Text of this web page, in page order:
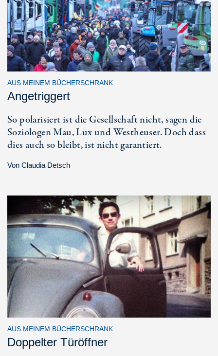
AUS MEINEM BÜCHERSCHRANK
Angetriggert
So polarisiert ist die Gesellschaft nicht, sagen die
Soziologen Mau, Lux und Westheuser. Doch dass
dies auch so bleibt, ist nicht garantiert.
Von Claudia Detsch
AUS MEINEM BÜCHERSCHRANK
Doppelter Türöffner